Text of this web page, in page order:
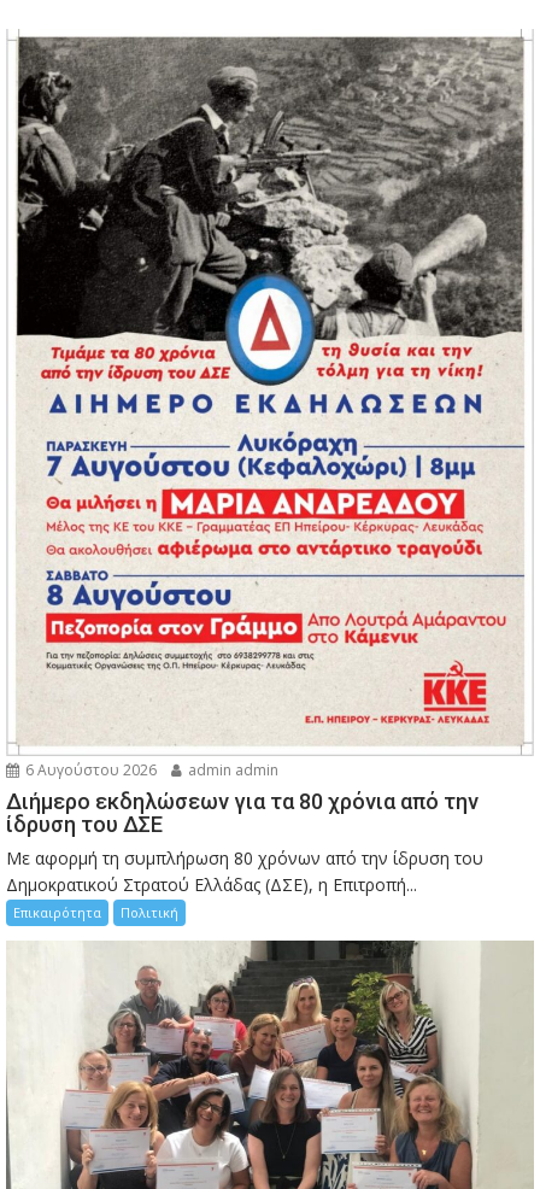
6 Αυγούστου 2026 admin admin
Διήμερο εκδηλώσεων για τα 80 χρόνια από την
ίδρυση του ΔΣΕ
Με αφορμή τη συμπλήρωση 80 χρόνων από την ίδρυση του
Δημοκρατικού Στρατού Ελλάδας (ΔΣΕ), η Επιτροπή...
Επικαιρότητα Πολιτική